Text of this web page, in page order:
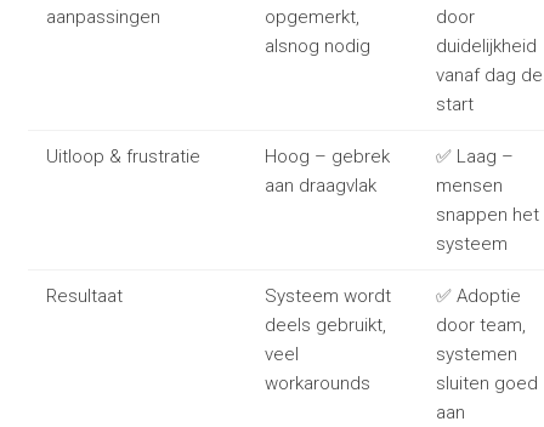
aanpassingen
opgemerkt,
alsnog nodig
door
duidelijkheid
vanaf dag de
start
Uitloop & frustratie
Hoog – gebrek
aan draagvlak
✅ Laag –
mensen
snappen het
systeem
Resultaat
Systeem wordt
deels gebruikt,
veel
workarounds
✅ Adoptie
door team,
systemen
sluiten goed
aan